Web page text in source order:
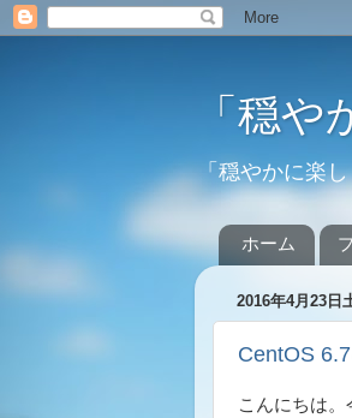
「穏
「穏やかに楽
ホーム
2016年4月23日
CentOS
こんにちは